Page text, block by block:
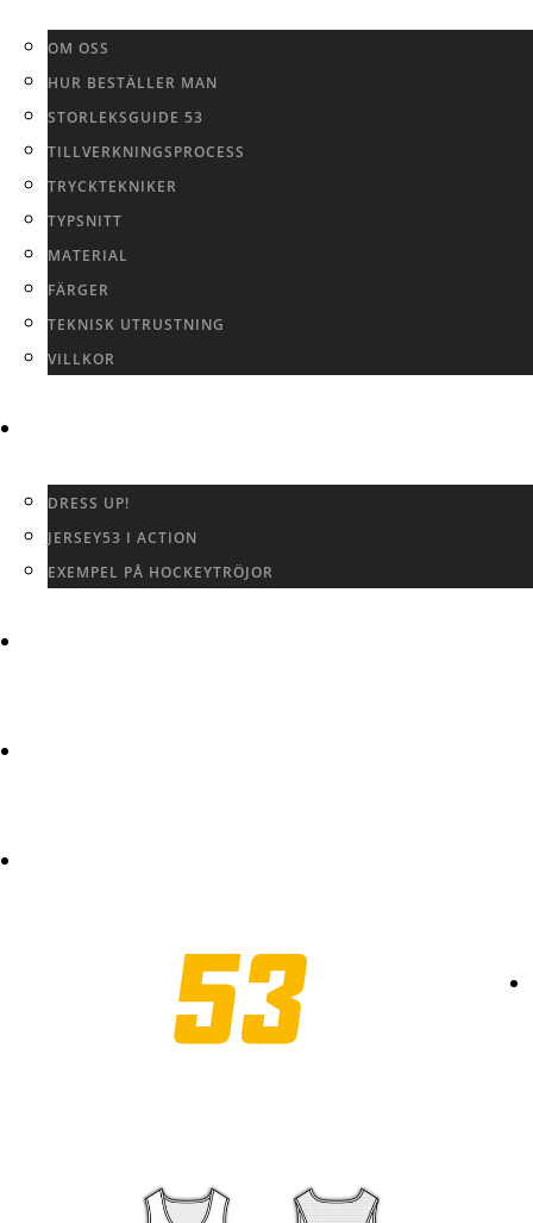
OM OSS
HUR BESTÄLLER MAN
STORLEKSGUIDE 53
TILLVERKNINGSPROCESS
TRYCKTEKNIKER
TYPSNITT
MATERIAL
FÄRGER
TEKNISK UTRUSTNING
VILLKOR
DRESS UP!
JERSEY53 I ACTION
EXEMPEL PÅ HOCKEYTRÖJOR